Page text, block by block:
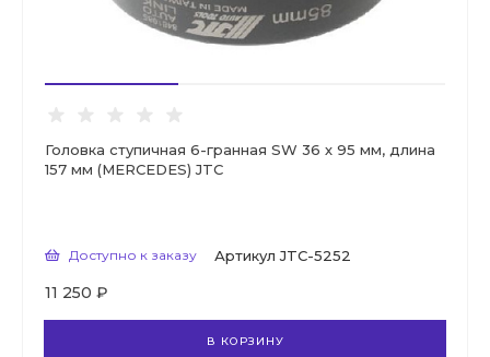
Головка ступичная 6-гранная SW 36 х 95 мм, длина
157 мм (MERCEDES) JTC
Доступно к заказу Артикул JTC-5252
11 250 ₽
В КОРЗИНУ